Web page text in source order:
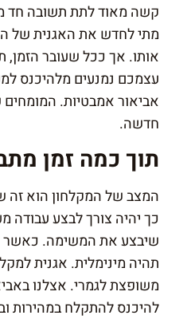
קשה מאוד לתת תשובה חד
מתי לחדש את האגנית של
אותו. אך ככל שעובר
עצמכם נמנעים מלהיכנס
אביאור אמבטיות.
חדשה.
תוך כמה זמן
המצב של המקלחון הוא זה
כך יהיה צורך לבצע עבודה
שיבצע את המשימה. כאשר
תהיה מינימלית. אגנית
משופצת לגמרי. אצלנו
להיכנס להתקלח במהירות